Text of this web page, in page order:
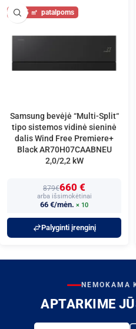
25
Samsung bevėjė “Multi-Split“
tipo sistemos vidinė sieninė
dalis Wind Free Premiere+
Black AR70H07CAABNEU
2,0/2,2 kW
879€660 €
arba išsimokėtinai
66 €/mėn. × 10
Palyginti įrenginį
NEMOKAMA
APTARKIME